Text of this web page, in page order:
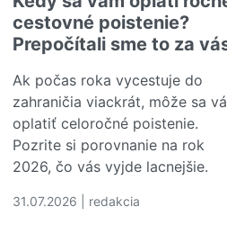
vás môžu vyjsť draho
cestovné poistenie?
Prepočítali sme to za
Ak počas roka vycestuje do
zahraničia viackrát, môže sa
oplatiť celoročné poistenie.
Pozrite si porovnanie na rok
2026, čo vás vyjde lacnejšie.
31.07.2026 | redakcia